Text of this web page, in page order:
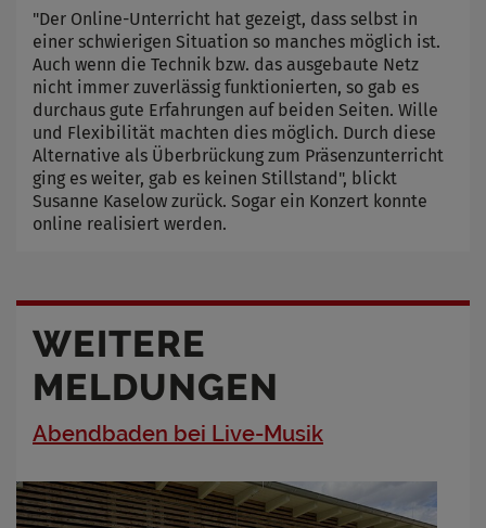
"Der Online-Unterricht hat gezeigt, dass selbst in
einer schwierigen Situation so manches möglich ist.
Auch wenn die Technik bzw. das ausgebaute Netz
nicht immer zuverlässig funktionierten, so gab es
durchaus gute Erfahrungen auf beiden Seiten. Wille
und Flexibilität machten dies möglich. Durch diese
Alternative als Überbrückung zum Präsenzunterricht
ging es weiter, gab es keinen Stillstand", blickt
Susanne Kaselow zurück. Sogar ein Konzert konnte
online realisiert werden.
WEITERE
MELDUNGEN
Abendbaden bei Live-Musik